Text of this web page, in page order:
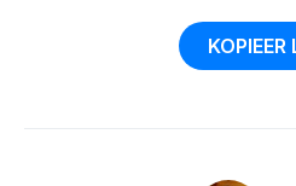
KOPIEER